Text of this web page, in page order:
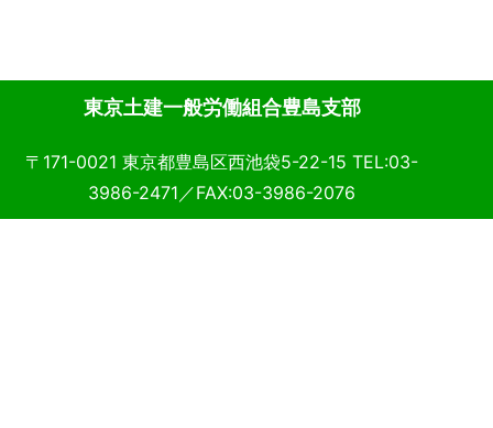
東京土建一般労働組合豊島支部
〒171-0021 東京都豊島区西池袋5-22-15 TEL:03-
3986-2471／FAX:03-3986-2076